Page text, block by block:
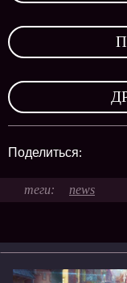
Поделиться:
news